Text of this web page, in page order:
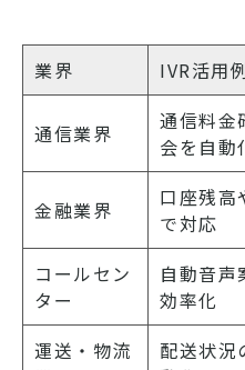
業界 IVR活用例
通信業界
通信料金
会を自動
金融業界
口座残高
で対応
コールセン
ター
自動音声
効率化
運送・物流
配送状況